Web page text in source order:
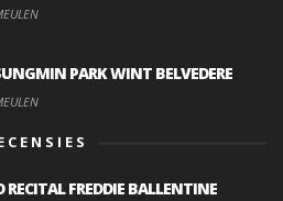
PARK WINT BELVEDERE
RECITAL FREDDIE BALLENTINE